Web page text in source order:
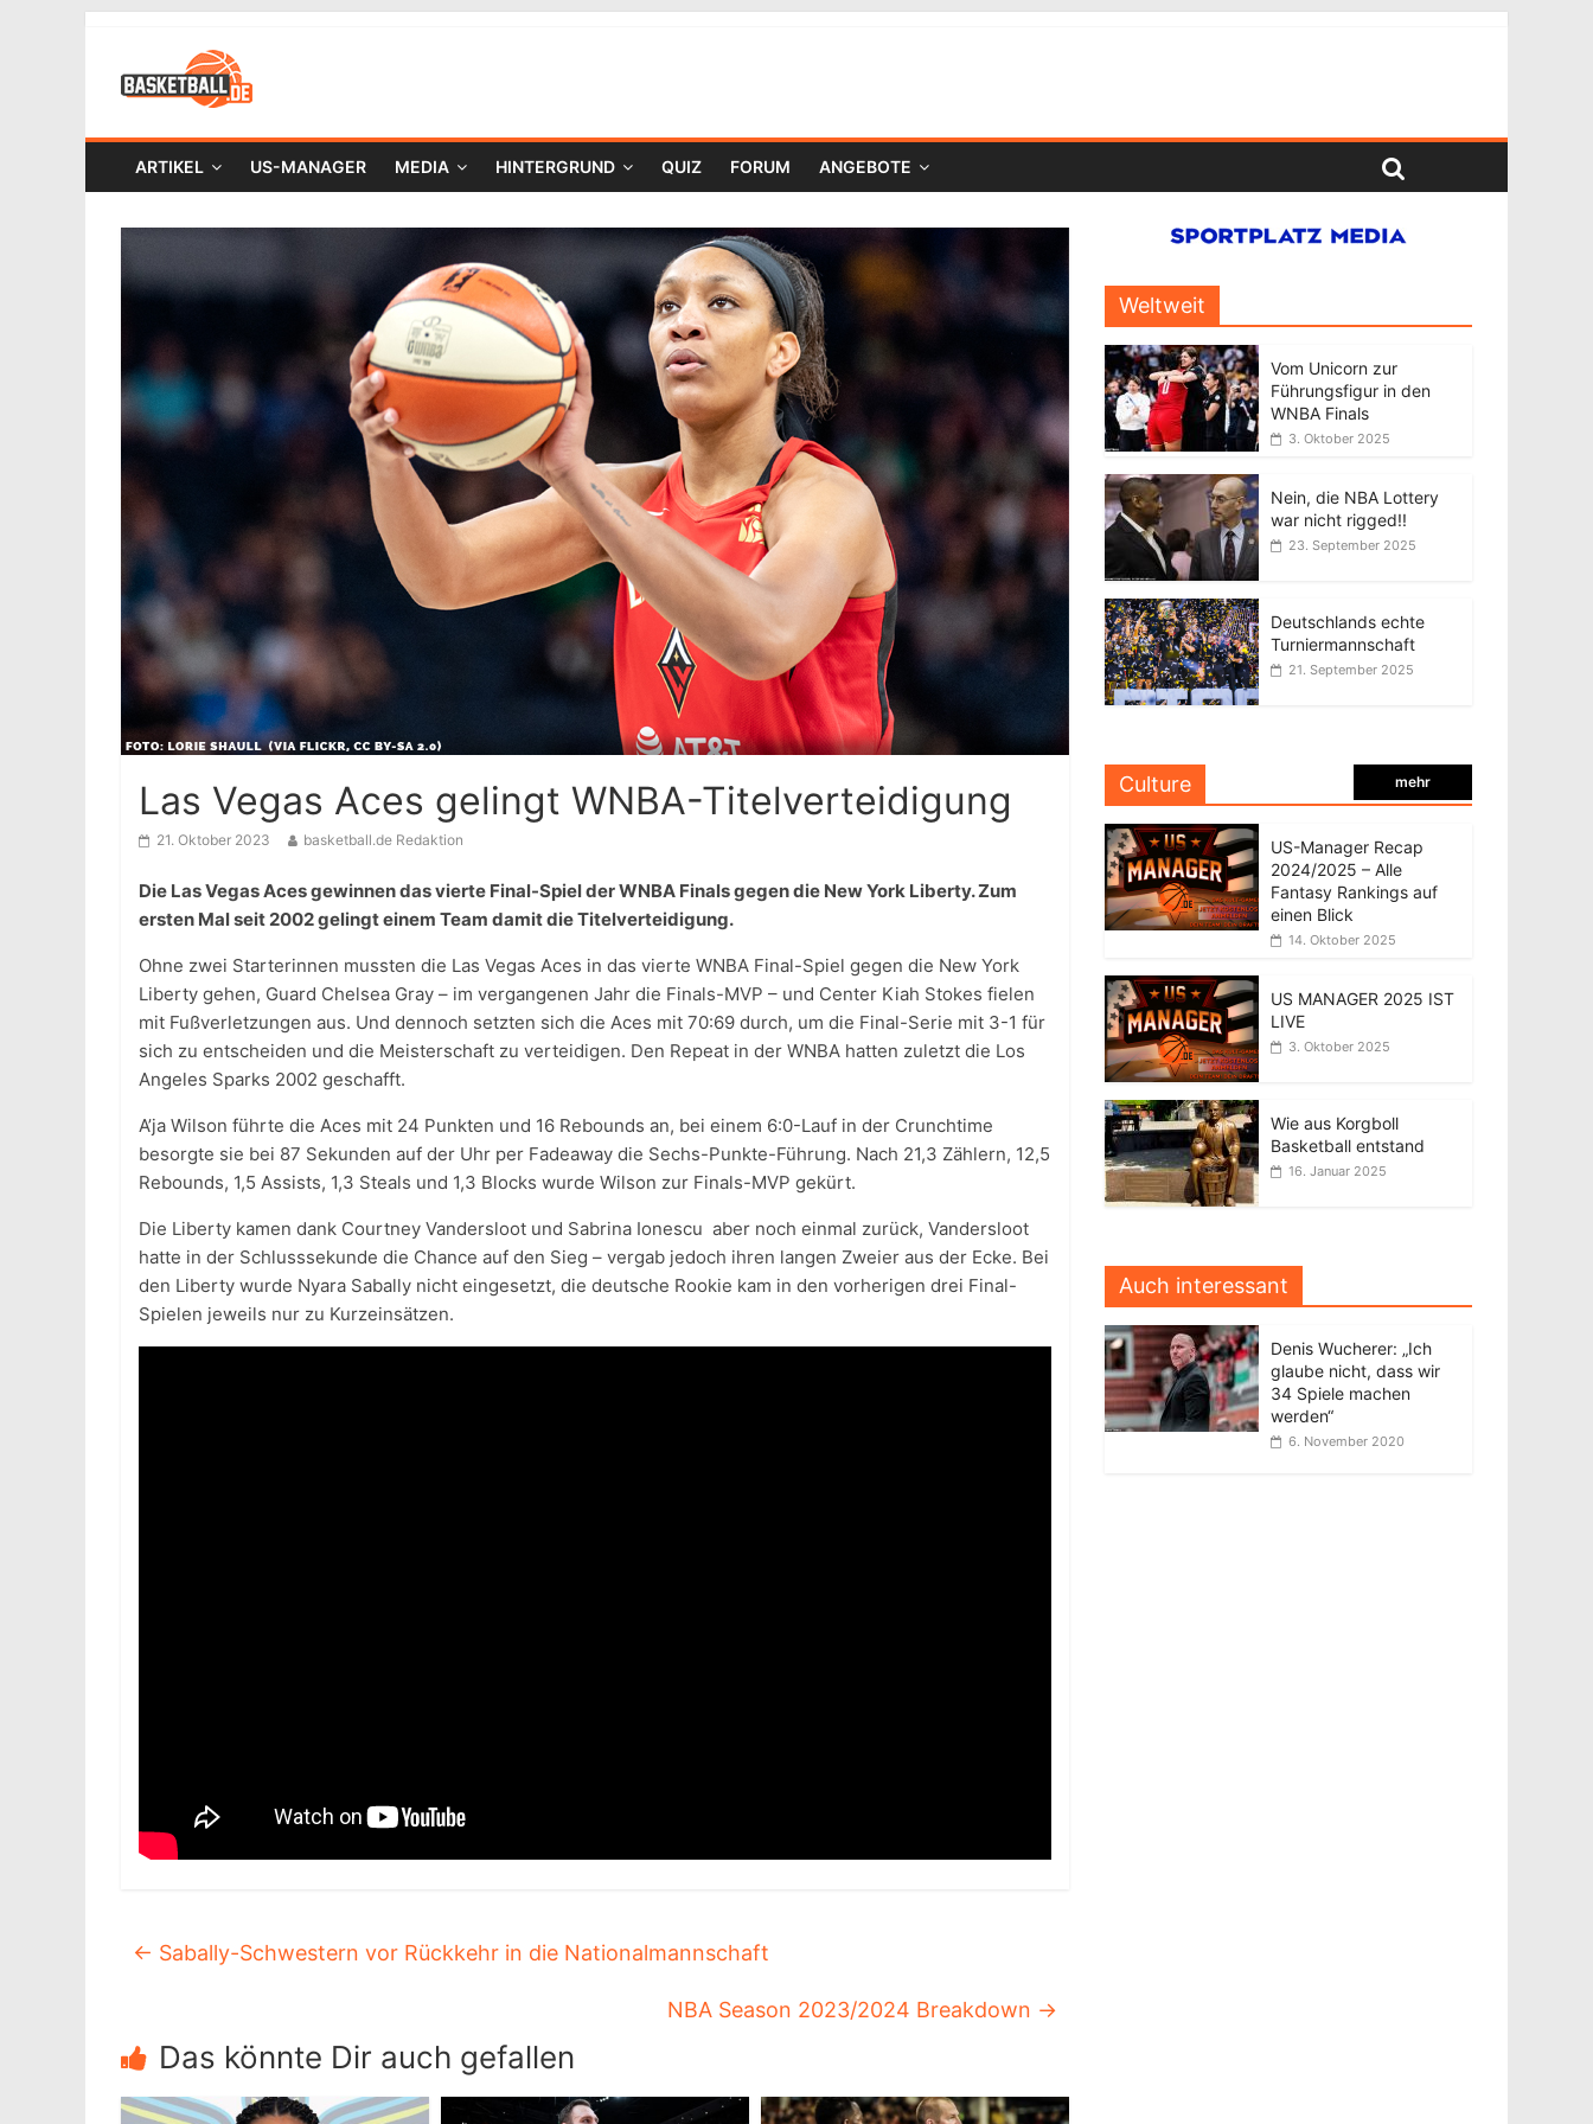
ARTIKEL US-MANAGER MEDIA HINTERGRUND QUIZ FORUM ANGEBOTE
Las Vegas Aces gelingt WNBA-Titelverteidigung
21. Oktober 2023 basketball.de Redaktion
Die Las Vegas Aces gewinnen das vierte Final-Spiel der WNBA Finals gegen die New York Liberty. Zum
ersten Mal seit 2002 gelingt einem Team damit die Titelverteidigung.
Ohne zwei Starterinnen mussten die Las Vegas Aces in das vierte WNBA Final-Spiel gegen die New York
Liberty gehen, Guard Chelsea Gray – im vergangenen Jahr die Finals-MVP – und Center Kiah Stokes fielen
mit Fußverletzungen aus. Und dennoch setzten sich die Aces mit 70:69 durch, um die Final-Serie mit 3-1 für
sich zu entscheiden und die Meisterschaft zu verteidigen. Den Repeat in der WNBA hatten zuletzt die Los
Angeles Sparks 2002 geschafft.
A’ja Wilson führte die Aces mit 24 Punkten und 16 Rebounds an, bei einem 6:0-Lauf in der Crunchtime
besorgte sie bei 87 Sekunden auf der Uhr per Fadeaway die Sechs-Punkte-Führung. Nach 21,3 Zählern, 12,5
Rebounds, 1,5 Assists, 1,3 Steals und 1,3 Blocks wurde Wilson zur Finals-MVP gekürt.
Die Liberty kamen dank Courtney Vandersloot und Sabrina Ionescu aber noch einmal zurück, Vandersloot
hatte in der Schlusssekunde die Chance auf den Sieg – vergab jedoch ihren langen Zweier aus der Ecke. Bei
den Liberty wurde Nyara Sabally nicht eingesetzt, die deutsche Rookie kam in den vorherigen drei Final-
Spielen jeweils nur zu Kurzeinsätzen.
← Sabally-Schwestern vor Rückkehr in die Nationalmannschaft
NBA Season 2023/2024 Breakdown →
Das könnte Dir auch gefallen
Weltweit
Vom Unicorn zur
Führungsfigur in den
WNBA Finals
3. Oktober 2025
Nein, die NBA Lottery
war nicht rigged!!
23. September 2025
Deutschlands echte
Turniermannschaft
21. September 2025
Culture mehr
US-Manager Recap
2024/2025 – Alle
Fantasy Rankings auf
einen Blick
14. Oktober 2025
US MANAGER 2025 IST
LIVE
3. Oktober 2025
Wie aus Korgboll
Basketball entstand
16. Januar 2025
Auch interessant
Denis Wucherer: „Ich
glaube nicht, dass wir
34 Spiele machen
werden“
6. November 2020